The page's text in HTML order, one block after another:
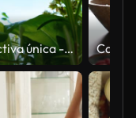
Perspectiva única - uma vista de uma cama de ervas frescas de baixo